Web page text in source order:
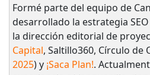
Formé parte del equipo de
desarrollado la estrategia
la dirección editorial de
Capital, Saltillo360, Círculo de
2025) y ¡Saca Plan!.